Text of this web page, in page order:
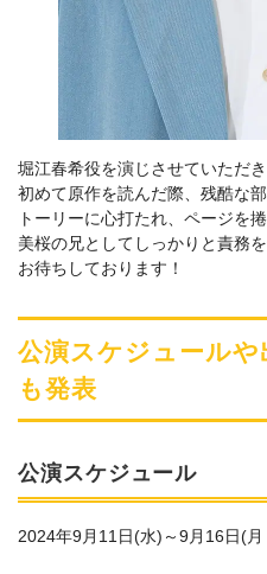
堀江春希役を演じさせていただ
初めて原作を読んだ際、残酷な
トーリーに心打たれ、ページを
美桜の兄としてしっかりと責務
お待ちしております！
公演スケジュール
も発表
公演スケジュール
2024年9月11日(水)～9月16日(